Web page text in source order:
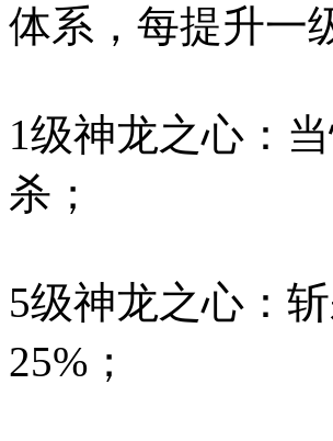
体系，每提升一
1级神龙之心：
杀；
5级神龙之心：
25%；